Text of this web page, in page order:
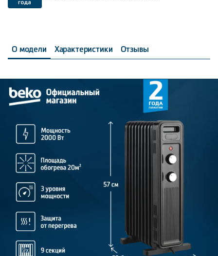
О модели Характеристики Отзывы